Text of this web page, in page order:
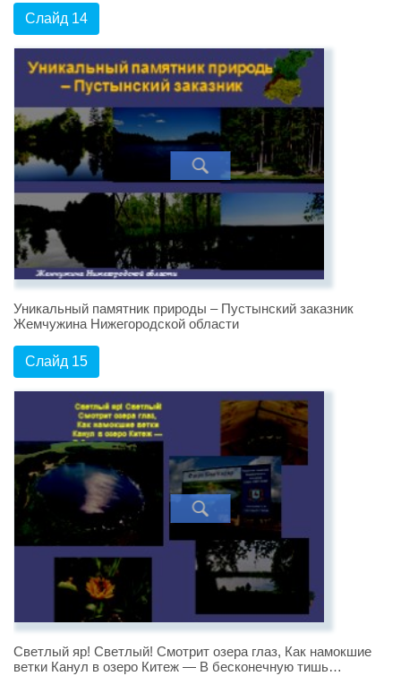
Слайд 14
Уникальный памятник природы – Пустынский заказник
Жемчужина Нижегородской области
Слайд 15
Светлый яр! Светлый! Смотрит озера глаз, Как намокшие
ветки Канул в озеро Китеж — В бесконечную тишь…